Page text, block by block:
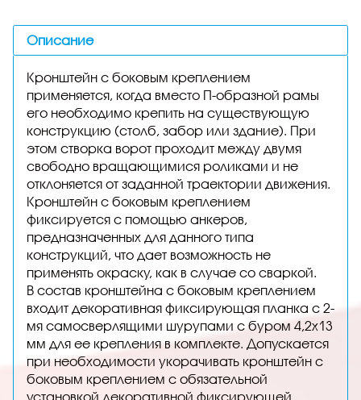
Описание
Кронштейн с боковым креплением
применяется, когда вместо П-образной рамы
его необходимо крепить на существующую
конструкцию (столб, забор или здание). При
этом створка ворот проходит между двумя
свободно вращающимися роликами и не
отклоняется от заданной траектории движения.
Кронштейн с боковым креплением
фиксируется с помощью анкеров,
предназначенных для данного типа
конструкций, что дает возможность не
применять окраску, как в случае со сваркой.
В состав кронштейна с боковым креплением
входит декоративная фиксирующая планка с 2-
мя самосверлящими шурупами с буром 4,2х13
мм для ее крепления в комплекте. Допускается
при необходимости укорачивать кронштейн с
боковым креплением с обязательной
установкой декоративной фиксирующей